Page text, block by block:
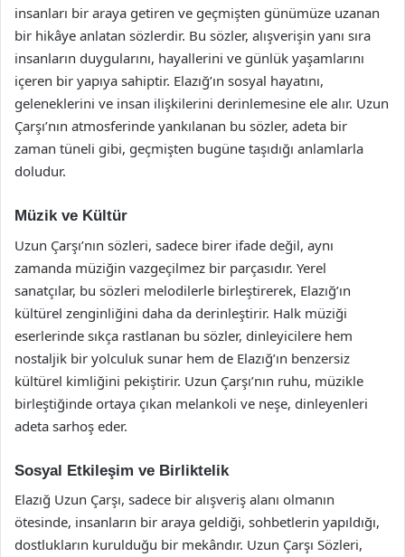
insanları bir araya getiren ve geçmişten günümüze uzanan
bir hikâye anlatan sözlerdir. Bu sözler, alışverişin yanı sıra
insanların duygularını, hayallerini ve günlük yaşamlarını
içeren bir yapıya sahiptir. Elazığ’ın sosyal hayatını,
geleneklerini ve insan ilişkilerini derinlemesine ele alır. Uzun
Çarşı’nın atmosferinde yankılanan bu sözler, adeta bir
zaman tüneli gibi, geçmişten bugüne taşıdığı anlamlarla
doludur.
Müzik ve Kültür
Uzun Çarşı’nın sözleri, sadece birer ifade değil, aynı
zamanda müziğin vazgeçilmez bir parçasıdır. Yerel
sanatçılar, bu sözleri melodilerle birleştirerek, Elazığ’ın
kültürel zenginliğini daha da derinleştirir. Halk müziği
eserlerinde sıkça rastlanan bu sözler, dinleyicilere hem
nostaljik bir yolculuk sunar hem de Elazığ’ın benzersiz
kültürel kimliğini pekiştirir. Uzun Çarşı’nın ruhu, müzikle
birleştiğinde ortaya çıkan melankoli ve neşe, dinleyenleri
adeta sarhoş eder.
Sosyal Etkileşim ve Birliktelik
Elazığ Uzun Çarşı, sadece bir alışveriş alanı olmanın
ötesinde, insanların bir araya geldiği, sohbetlerin yapıldığı,
dostlukların kurulduğu bir mekândır. Uzun Çarşı Sözleri,